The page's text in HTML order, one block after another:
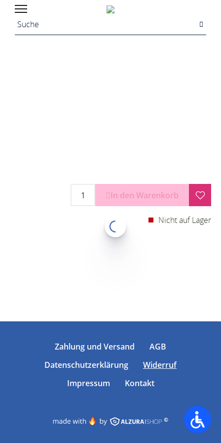
In den Warenkorb
Nicht auf Lager
Zahlung und Versand
AGB
Datenschutzerklärung
Widerruf
Impressum
Kontakt
©